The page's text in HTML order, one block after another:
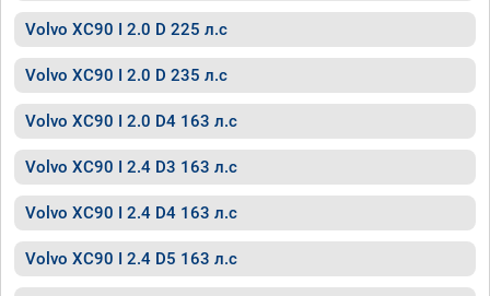
Volvo XC90 I 2.0 D 225 л.с
Volvo XC90 I 2.0 D 235 л.с
Volvo XC90 I 2.0 D4 163 л.с
Volvo XC90 I 2.4 D3 163 л.с
Volvo XC90 I 2.4 D4 163 л.с
Volvo XC90 I 2.4 D5 163 л.с